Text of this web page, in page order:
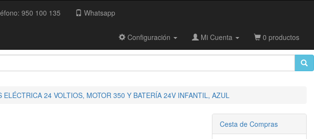
950 100 135 Whatsapp
Configuración Mi Cuenta 0 productos
ELÉCTRICA 24 VOLTIOS, MOTOR 350 Y BATERÍA 24V INFANTIL, AZUL
Cesta de Compras